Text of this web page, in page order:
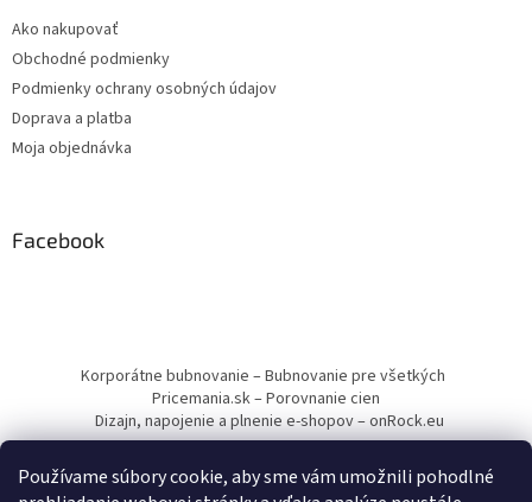
Používame súbory cookie, aby sme vám umožnili pohodlné
Ako nakupovať
Obchodné podmienky
Podmienky ochrany osobných údajov
Doprava a platba
Moja objednávka
Facebook
Korporátne bubnovanie – Bubnovanie pre všetkých
Pricemania.sk – Porovnanie cien
Dizajn, napojenie a plnenie e-shopov – onRock.eu